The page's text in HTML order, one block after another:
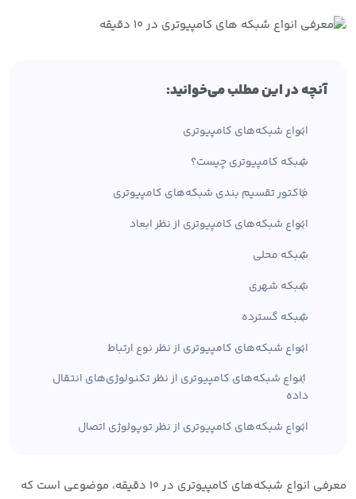
آنچه در این مطلب می‌خوانید:
انواع شبکه‌های کامپیوتری
شبکه کامپیوتری چیست؟
فاکتور تقسیم بندی شبکه‌های کامپیوتری
انواع شبکه‌های کامپیوتری از نظر ابعاد
شبکه محلی
شبکه شهری
شبکه گسترده
انواع شبکه‌های کامپیوتری از نظر نوع ارتباط
انواع شبکه‌های کامپیوتری از نظر تکنولوژی‌های انتقال
داده
انواع شبکه‌های کامپیوتری از نظر توپولوژی اتصال
معرفی انواع شبکه‌های کامپیوتری در ۱۰ دقیقه، موضوعی است که